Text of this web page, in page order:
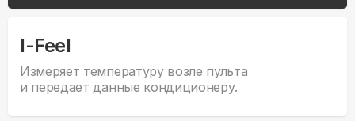
I-Feel
Измеряет температуру возле пульта
и передает данные кондиционеру.